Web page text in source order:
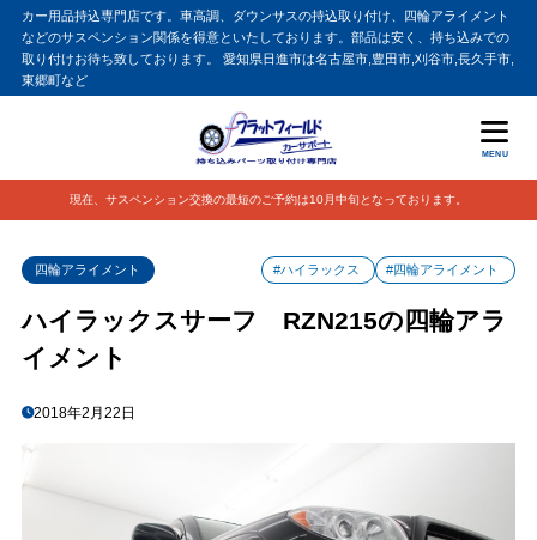
カー用品持込専門店です。車高調、ダウンサスの持込取り付け、四輪アライメント
などのサスペンション関係を得意といたしております。部品は安く、持ち込みでの
取り付けお待ち致しております。 愛知県日進市は名古屋市,豊田市,刈谷市,長久手市,
東郷町など
MENU
現在、サスペンション交換の最短のご予約は10月中旬となっております。
四輪アライメント #ハイラックス #四輪アライメント
ハイラックスサーフ RZN215の四輪アラ
イメント
2018年2月22日